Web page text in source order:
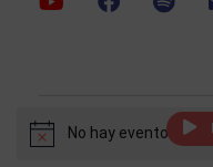
Aviso No hay eventos